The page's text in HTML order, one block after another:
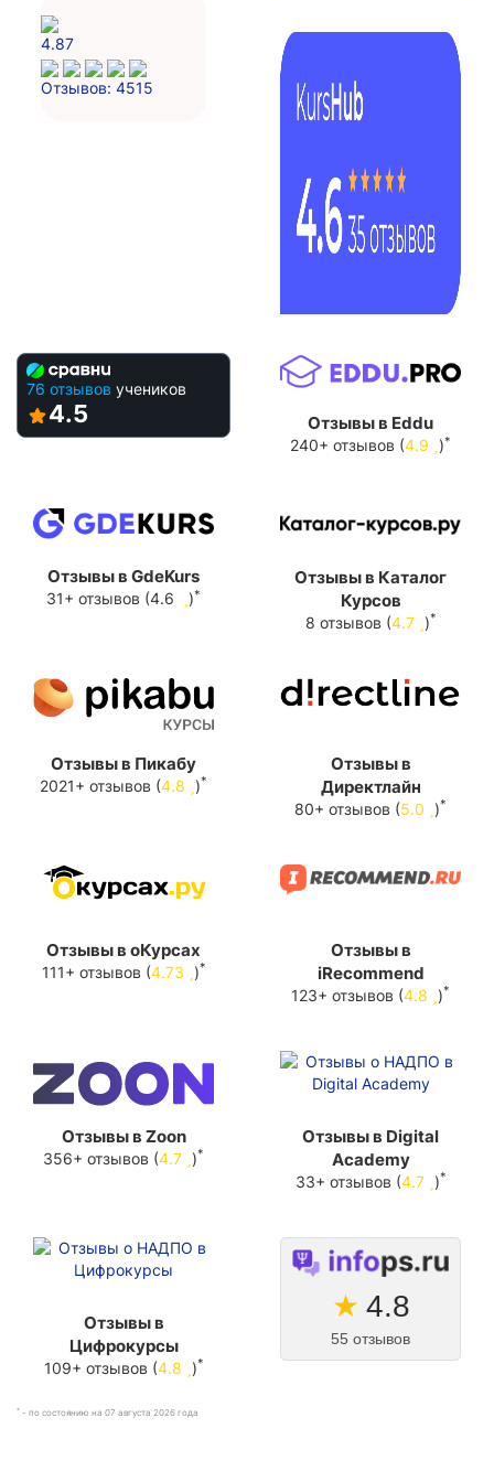
4.87
Отзывов: 4515
4.5
76 отзывов учеников
Отзывы в Eddu
240+ отзывов (4.9 )*
Отзывы в GdeKurs
31+ отзывов (4.6 )*
Отзывы в Каталог
Курсов
8 отзывов (4.7 )*
Отзывы в Пикабу
2021+ отзывов (4.8 )*
Отзывы в
Директлайн
80+ отзывов (5.0 )*
Отзывы в оКурсах
111+ отзывов (4.73 )*
Отзывы в
iRecommend
123+ отзывов (4.8 )*
Отзывы в Zoon
356+ отзывов (4.7 )*
Отзывы в Digital
Academy
33+ отзывов (4.7 )*
Отзывы в
Цифрокурсы
109+ отзывов (4.8 )*
★ 4.8
55 отзывов
* - по состоянию на 07 августа 2026 года